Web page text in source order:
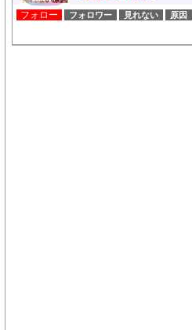
フォロー フォロワー 見れない 原因